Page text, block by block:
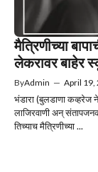
मैत्रिणीच्या
लेकरावर बाहेर
ByAdmin — April 19,
भंडारा (बुलडाणा कव्हरेज
लाजिरवाणी अन्
तिच्याच मैत्रिणीच्या ...